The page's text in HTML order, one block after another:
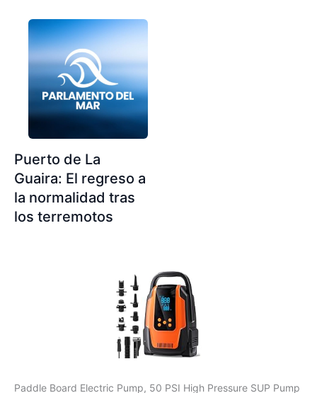
Puerto de La
Guaira: El regreso a
la normalidad tras
los terremotos
Paddle Board Electric Pump, 50 PSI High Pressure SUP Pump